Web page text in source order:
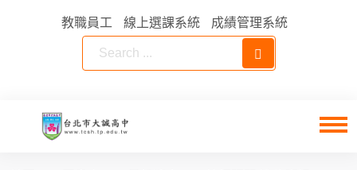
教職員工 線上選課系統 成績管理系統